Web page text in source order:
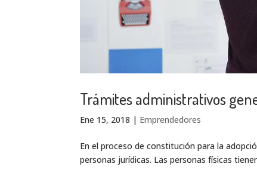
Trámites administrativos
Ene 15, 2018 | Emprendedores
En el proceso de constitución para la
personas jurídicas. Las personas físicas